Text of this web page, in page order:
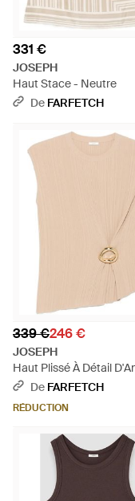
331 €
JOSEPH
Haut Stace - Neutre
De FARFETCH
339 €246 €
JOSEPH
Haut Plissé À Détail
Blanc
De FARFETCH
RÉDUCTION